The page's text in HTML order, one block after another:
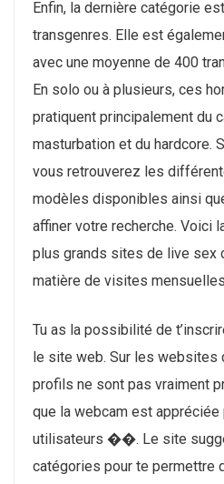
Enfin, la dernière catégorie
transgenres. Elle est
avec une moyenne de 400
En solo ou à plusieurs, ces
pratiquent principalement du
masturbation et du hardcore.
vous retrouverez les
modèles disponibles ainsi
affiner votre recherche. Voici
plus grands sites de live sex
matière de visites
Tu as la possibilité de
le site web. Sur les websites
profils ne sont pas vraiment
que la webcam est appréciée
utilisateurs ��. Le site
catégories pour te permettre